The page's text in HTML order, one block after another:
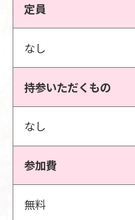
定員
なし
持参いただくもの
なし
参加費
無料